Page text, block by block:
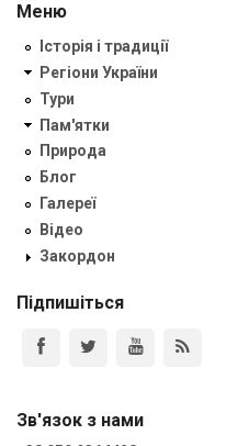
Меню
Історія і традиції
Регіони України
Тури
Пам'ятки
Природа
Блог
Галереї
Відео
Закордон
Підпишіться
Зв'язок з нами